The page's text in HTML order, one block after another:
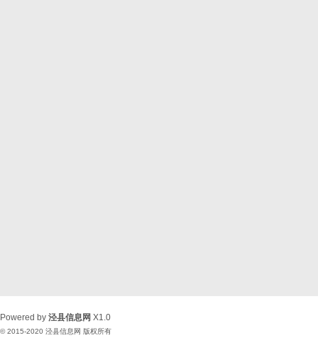
Powered by 泾县信息网 X1.0
© 2015-2020 泾县信息网 版权所有